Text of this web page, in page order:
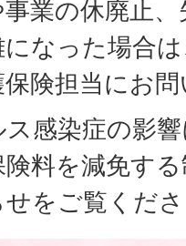
業の休廃止
なった場合
険担当にお
感染症の影
料を減免す
せをご覧くだ